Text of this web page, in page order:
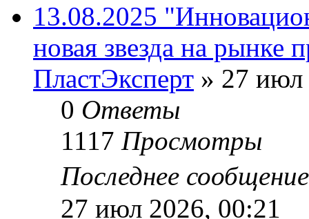
13.08.2025
новая звезда на рынке
ПластЭксперт » 27 июл
0 Ответы
1117 Просмотры
Последнее
27 июл 2026, 00:21